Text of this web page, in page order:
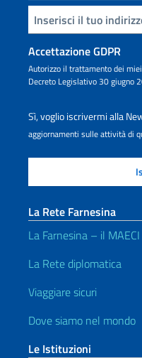
Inserisci la tua email
Accettazione GDPR
Autorizzo il trattamento dei
Decreto Legislativo 30 giugno
Sì, voglio iscrivermi alla
aggiornamenti sulle attività di
La Rete Farnesina
La Farnesina – il MAECI
La Rete diplomatica
Viaggiare sicuri
Dove siamo nel mondo
Le Istituzioni